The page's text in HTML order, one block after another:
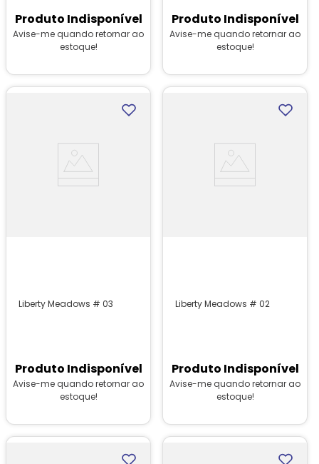
Produto Indisponível
Avise-me quando retornar ao
estoque!
Produto Indisponível
Avise-me quando retornar ao
estoque!
Liberty Meadows # 03
Produto Indisponível
Avise-me quando retornar ao
estoque!
Liberty Meadows # 02
Produto Indisponível
Avise-me quando retornar ao
estoque!